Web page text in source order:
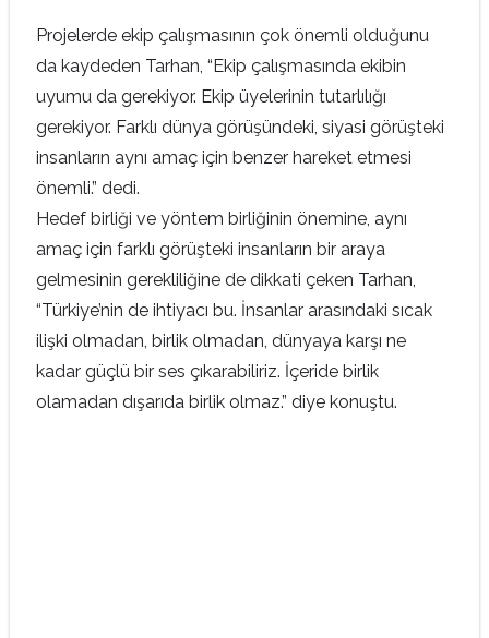
Projelerde ekip çalışmasının çok önemli olduğunu
da kaydeden Tarhan, “Ekip çalışmasında ekibin
uyumu da gerekiyor. Ekip üyelerinin tutarlılığı
gerekiyor. Farklı dünya görüşündeki, siyasi görüşteki
insanların aynı amaç için benzer hareket etmesi
önemli.” dedi.
Hedef birliği ve yöntem birliğinin önemine, aynı
amaç için farklı görüşteki insanların bir araya
gelmesinin gerekliliğine de dikkati çeken Tarhan,
“Türkiye’nin de ihtiyacı bu. İnsanlar arasındaki sıcak
ilişki olmadan, birlik olmadan, dünyaya karşı ne
kadar güçlü bir ses çıkarabiliriz. İçeride birlik
olamadan dışarıda birlik olmaz.” diye konuştu.